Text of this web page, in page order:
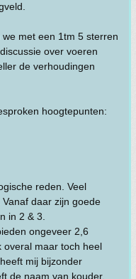
met een 1tm 5 sterren
over voeren
de verhoudingen
hoogtepunten:
reden. Veel
daar zijn goede
in 2 & 3.
ongeveer 2,6
overal maar toch heel
mij bijzonder
de naam van kouder,